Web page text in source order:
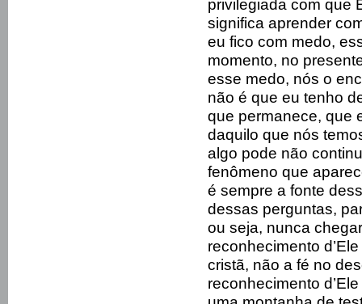
privilegiada com que
significa aprender
eu fico com medo,
momento, no
esse medo, nós o
não é que eu tenho
que permanece, que
daquilo que nós
algo pode não
fenômeno que
é sempre a fonte
dessas perguntas,
ou seja, nunca
reconhecimento
cristã, não a fé no
reconhecimento